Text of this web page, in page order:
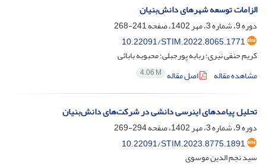
الزامات توسعه شهرهای دانش‌‌بنیان
دوره 9، شماره 3، مهر 1402، صفحه
241-268
10.22091/STIM.2022.8065.1771
کریم حنفی نیری؛ ربابه پورجبلی؛ محبوبه بابائی
مشاهده مقاله
اصل مقاله 4.06 M
تحلیل پیامدهای اینرسی دانشی در شرکت‌های دانش‌بنیان
دوره 9، شماره 3، مهر 1402، صفحه
294-269
10.22091/STIM.2023.8775.1891
سید نجم الدین موسوی